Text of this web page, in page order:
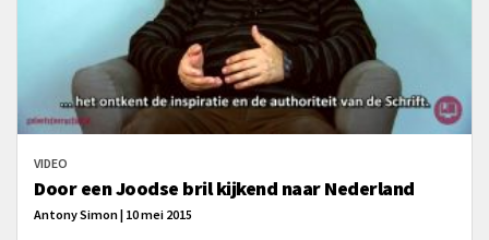
VIDEO
Door een Joodse bril kijkend naar Nederland
Antony Simon | 10 mei 2015